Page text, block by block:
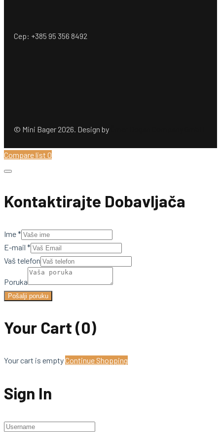
Cep: +385 95 356 8492
© Mini Bager 2026. Design by
Compare list 0
Kontaktirajte Dobavljača
Ime*
E-mail *
Vaš telefon
Poruka
Pošalji poruku
Your Cart (0)
Your cart is emptyContinue Shopping
Sign In